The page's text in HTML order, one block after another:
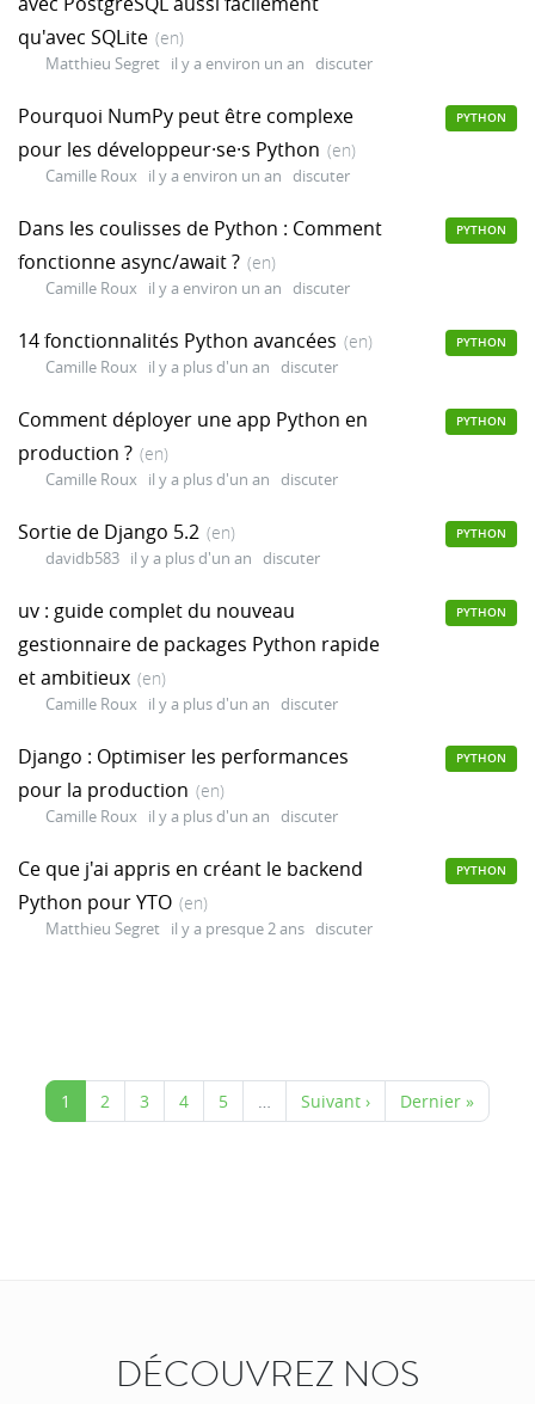
qu'avec SQLite (en)
Matthieu Segret il y a environ un an discuter
Pourquoi NumPy peut être complexe
pour les développeur·se·s Python (en)
Camille Roux il y a environ un an discuter
PYTHON
Dans les coulisses de Python : Comment
fonctionne async/await ? (en)
Camille Roux il y a environ un an discuter
PYTHON
14 fonctionnalités Python avancées (en)
Camille Roux il y a plus d'un an discuter
PYTHON
Comment déployer une app Python en
production ? (en)
Camille Roux il y a plus d'un an discuter
PYTHON
Sortie de Django 5.2 (en)
davidb583 il y a plus d'un an discuter
PYTHON
uv : guide complet du nouveau
gestionnaire de packages Python rapide
et ambitieux (en)
Camille Roux il y a plus d'un an discuter
PYTHON
Django : Optimiser les performances
pour la production (en)
Camille Roux il y a plus d'un an discuter
PYTHON
Ce que j'ai appris en créant le backend
Python pour YTO (en)
Matthieu Segret il y a presque 2 ans discuter
PYTHON
1 2 3 4 5 Suivant › Dernier »
DÉCOUVREZ NOS